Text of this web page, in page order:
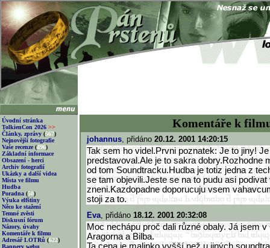
Úvodní stránka
TolkienCon 2026 >>
Články, zprávy (567)
Nejnovější fotografie
Vaše recenze (496)
Základní informace
Obsazení - herci
Archiv fotografií
Ukázky a další videa
Místa ve filmu
Hudba
Poradna (50)
Výuka elfštiny
Něco ke stažení
Temné zvěsti
Diskusní fórum
Názory, úvahy
Komentáře k filmu
Adresář LOTRů (622)
Bannery webu
Komentáře k
johannus, přidáno 20.12. 2001 14:20:15
Tak sem ho videl.Prvni poznatek: Je to jiny!
predstavoval.Ale je to sakra dobry.Rozhodne
od tom Soundtracku.Hudba je totiz jedna z
se tam objevili.Jeste se na to pudu asi podivat
zneni.Kazdopadne doporucuju vsem
stoji za to.
Eva, přidáno 18.12. 2001 20:32:08
Moc nechápu proč dali různé obaly. Já jsem v
Aragorna a Bilba.